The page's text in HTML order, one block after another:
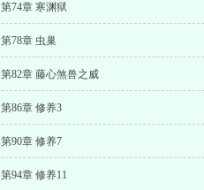
第74章 寒渊狱
第78章 虫巢
第82章 藤心煞兽之威
第86章 修养3
第90章 修养7
第94章 修养11